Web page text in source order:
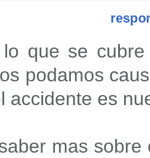
lo que se
podamos
accidente es
mas